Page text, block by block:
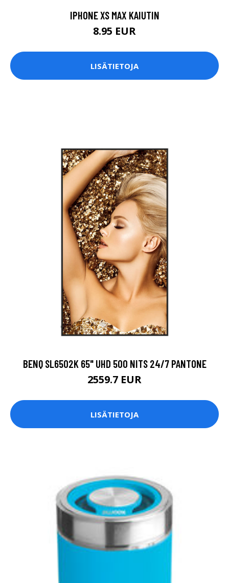
IPHONE XS MAX KAIUTIN
8.95 EUR
LISÄTIETOJA
BENQ SL6502K 65" UHD 500 NITS 24/7 PANTONE
2559.7 EUR
LISÄTIETOJA